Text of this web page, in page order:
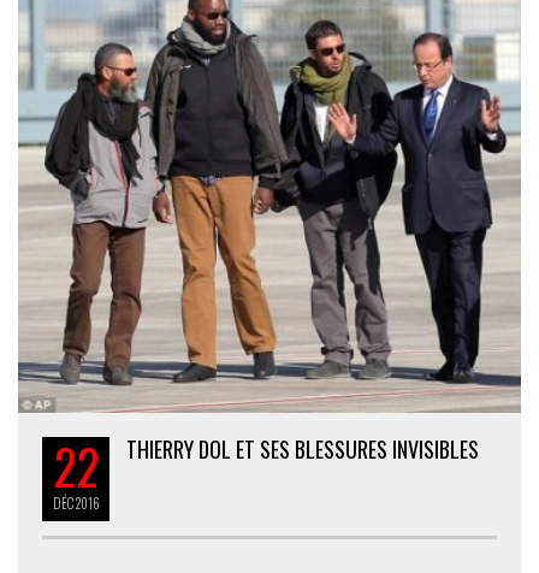
22
DÉC2016
THIERRY DOL ET SES BLESSURES INVISIBLES